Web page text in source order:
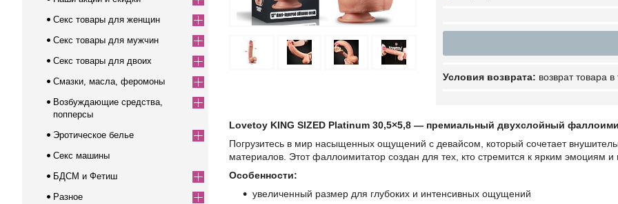
возврат товара
Lovetoy KING SIZED Platinum 30,5×5,8 — премиальный двухслойный
Погрузитесь в мир насыщенных ощущений с девайсом, который сочетает
материалов. Этот фаллоимитатор создан для тех, кто стремится к ярким эмоциям и
Особенности:
увеличенный размер для глубоких и интенсивных ощущений
Секс товары для женщин
Секс товары для мужчин
Секс товары для двоих
Смазки, масла, феромоны
Возбуждающие средства,
попперсы
Эротическое белье
Секс машины
БДСМ и Фетиш
Разное